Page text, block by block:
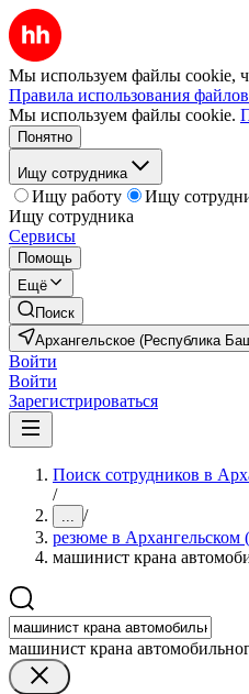
Мы используем файлы cookie,
Правила использования
Мы используем файлы cookie.
Понятно
Ищу сотрудника
Ищу работу
Ищу
Ищу сотрудника
Сервисы
Помощь
Ещё
Поиск
Архангельское (Республика
Войти
Войти
Зарегистрироваться
Поиск сотрудников в
/
... /
резюме в Архангельском
машинист крана
машинист крана